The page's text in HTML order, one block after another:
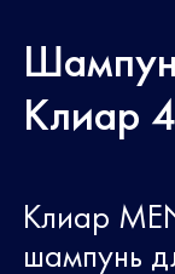
Клиар
Клиар
шампунь